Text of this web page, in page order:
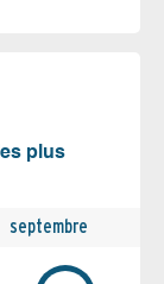
plus
septembre